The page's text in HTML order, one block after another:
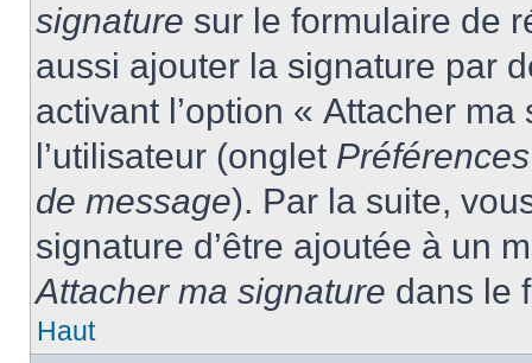
signature sur le formulaire de
aussi ajouter la signature par
activant l’option « Attacher
l’utilisateur (onglet
de message). Par la suite,
signature d’être ajoutée à un
Attacher ma signature dans le
Haut